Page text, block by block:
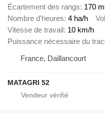
Écartement des rangs 170
Nombre d'heures 4 ha/h
Vitesse de travail 10 km/h
Puissance nécessaire du
France, Daillancourt
MATAGRI 52